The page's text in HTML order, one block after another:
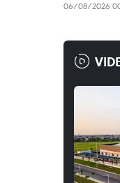
06/08/2026